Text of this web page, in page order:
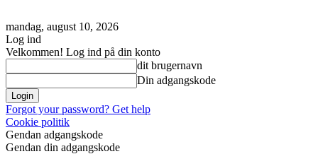
mandag, august 10, 2026
Log ind
Velkommen! Log ind på din konto
dit brugernavn
Din adgangskode
Forgot your password? Get help
Cookie politik
Gendan adgangskode
Gendan din adgangskode